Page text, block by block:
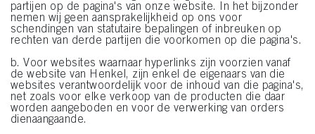
partijen op de pagina's van onze website. In het bijzonder
nemen wij geen aansprakelijkheid op ons voor
schendingen van statutaire bepalingen of inbreuken op
rechten van derde partijen die voorkomen op die pagina's.
b. Voor websites waarnaar hyperlinks zijn voorzien vanaf
de website van Henkel, zijn enkel de eigenaars van die
websites verantwoordelijk voor de inhoud van die pagina's,
net zoals voor elke verkoop van de producten die daar
worden aangeboden en voor de verwerking van orders
dienaangaande.
interesses) op deze website en andere (externe) media via de apparaten die
aan u of uw huishouden zijn toegewezen, en om het succes van
reclamecampagnes te meten en te optimaliseren.
U vindt meer informatie over de verwerking van uw gegevens in onze
Verklaring Gegevensbescherming waarnaar u een link vindt in de voettekst
(sectie "Cookies, Pixel, Vingerafdrukken en vergelijkbare technologieën"). U
kunt uw toestemming te allen tijde met werking voor de toekomst intrekken
door cookies op onze website uit te schakelen onder "Cookie-instellingen" (link
in voettekst). Voor meer informatie over de cookies die op deze website worden